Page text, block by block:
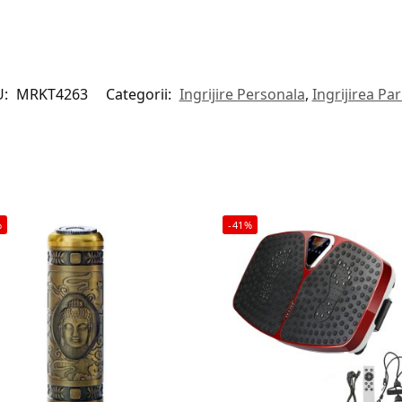
MRKT4263 Categorii: Ingrijire Personala, Ingrijirea
-41%